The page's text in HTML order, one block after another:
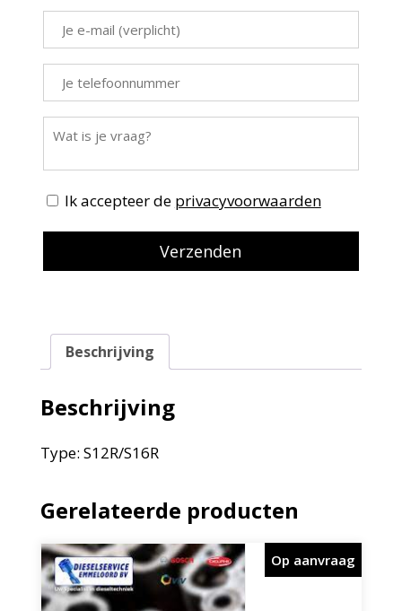
Ik accepteer de privacyvoorwaarden
Beschrijving
Beschrijving
Type: S12R/S16R
Gerelateerde producten
Op aanvraag